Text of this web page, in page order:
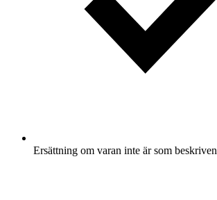
Ersättning om varan inte är som beskriven